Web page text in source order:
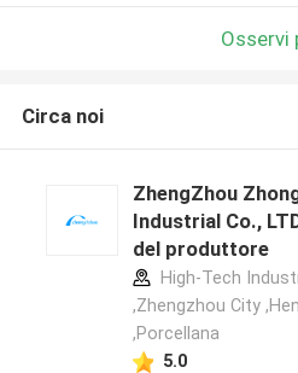
Osservi
Circa noi
ZhengZhou
Industrial Co.,
del produttore
High-Tech
,Zhengzhou City
,Porcellana
5.0